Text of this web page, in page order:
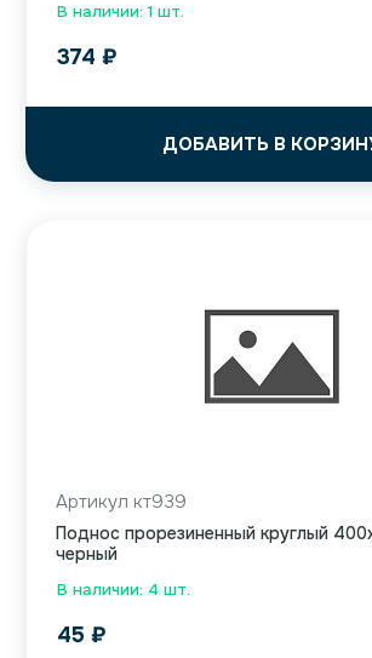
В наличии: 1 шт.
374 ₽
ДОБАВИТЬ В
В наличии: 4 шт.
Артикул кт939
Поднос прорезиненный круглый
черный
45 ₽